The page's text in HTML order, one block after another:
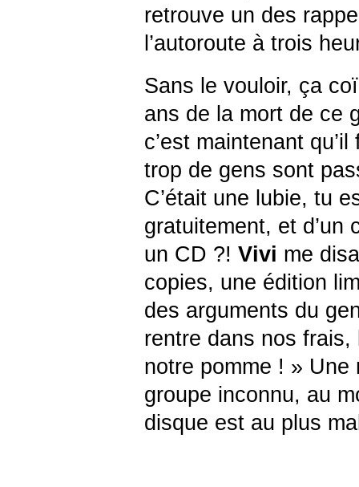
retrouve un des
l’autoroute à trois
Sans le vouloir, ça
ans de la mort de ce
c’est maintenant
trop de gens sont
C’était une lubie, tu
gratuitement, et d’un
un CD ?! Vivi me
copies, une édition
des arguments du
rentre dans nos frais,
notre pomme ! »
groupe inconnu, au
disque est au plus